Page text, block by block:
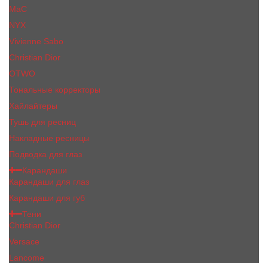
МаС
NYX
Vivienne Sabo
Сhristiаn Diоr
OTWO
Тональные корректоры
Хайлайтеры
Тушь для ресниц
Накладные ресницы
Подводка для глаз
Карандаши
Карандаши для глаз
Карандаши для губ
Тени
Christian Dior
Versace
Lancome